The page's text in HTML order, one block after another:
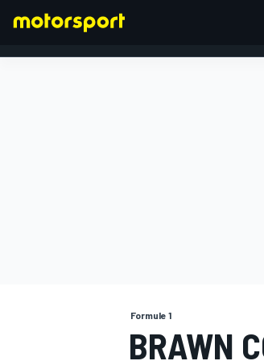
Formule 1
BRAWN